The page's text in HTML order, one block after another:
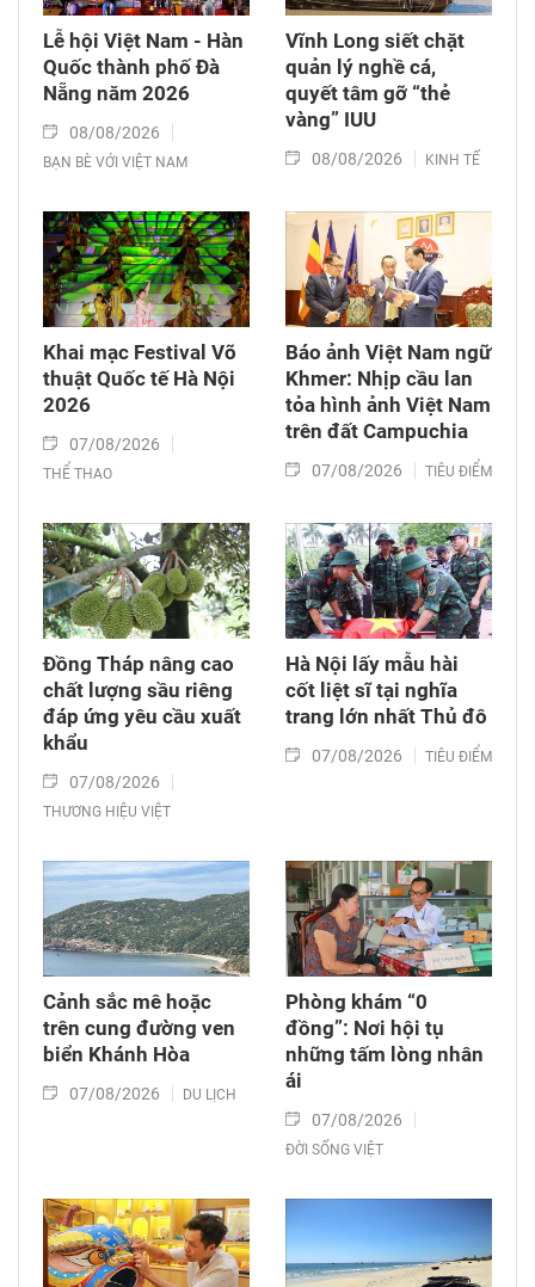
Lễ hội Việt Nam - Hàn
Quốc thành phố Đà
Nẵng năm 2026
08/08/2026
BẠN BÈ VỚI VIỆT NAM
Vĩnh Long siết chặt
quản lý nghề cá,
quyết tâm gỡ “thẻ
vàng” IUU
08/08/2026 KINH TẾ
Khai mạc Festival Võ
thuật Quốc tế Hà Nội
2026
07/08/2026
THỂ THAO
Báo ảnh Việt Nam ngữ
Khmer: Nhịp cầu lan
tỏa hình ảnh Việt Nam
trên đất Campuchia
07/08/2026 TIÊU ĐIỂM
Đồng Tháp nâng cao
chất lượng sầu riêng
đáp ứng yêu cầu xuất
khẩu
07/08/2026
THƯƠNG HIỆU VIỆT
Hà Nội lấy mẫu hài
cốt liệt sĩ tại nghĩa
trang lớn nhất Thủ đô
07/08/2026 TIÊU ĐIỂM
Cảnh sắc mê hoặc
trên cung đường ven
biển Khánh Hòa
07/08/2026 DU LỊCH
Phòng khám “0
đồng”: Nơi hội tụ
những tấm lòng nhân
ái
07/08/2026
ĐỜI SỐNG VIỆT